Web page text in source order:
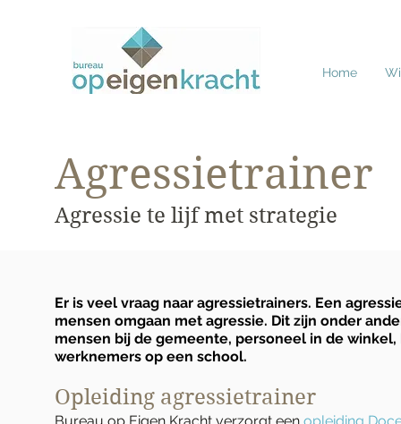
Home
Agressietrainer
Agressie te lijf met strategie
Er is veel vraag naar agressietrainers. Een
mensen omgaan met agressie. Dit zijn onder
mensen bij de gemeente, personeel in de winkel,
werknemers op een school.
Opleiding agressietrainer